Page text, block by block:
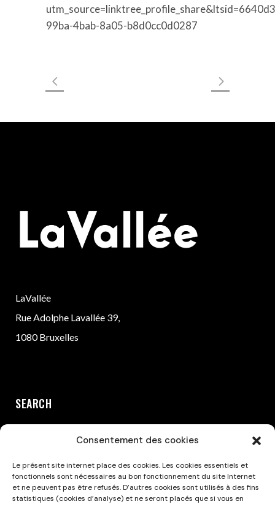
Consentement des cookies
Le présent site internet place des cookies. Les cookies essentiels et
fonctionnels sont nécessaires au bon fonctionnement du site Internet
et ne peuvent pas être refusés. D’autres cookies sont utilisés à des fins
statistiques (cookies d’analyse) et ne seront placés que si vous en
99ba-4bab-8a05-b8d0cc0d0287
LaVallée
Rue Adolphe Lavallée 39,
1080 Bruxelles
SEARCH